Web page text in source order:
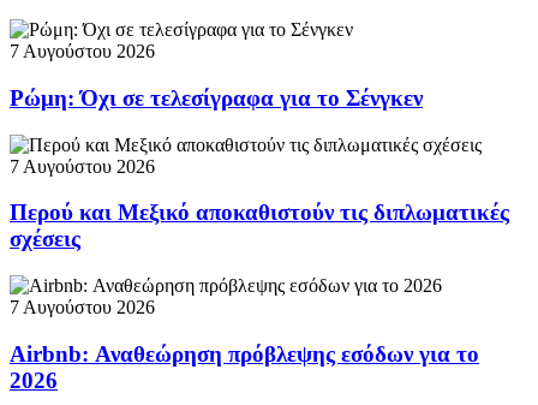
7 Αυγούστου 2026
Ρώμη: Όχι σε τελεσίγραφα για το Σένγκεν
7 Αυγούστου 2026
Περού και Μεξικό αποκαθιστούν τις διπλωματικές
σχέσεις
7 Αυγούστου 2026
Airbnb: Αναθεώρηση πρόβλεψης εσόδων για το
2026